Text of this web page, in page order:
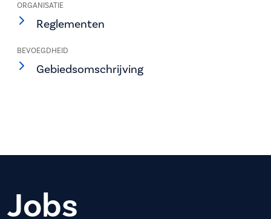
ORGANISATIE
Reglementen
BEVOEGDHEID
Gebiedsomschrijving
Jobs